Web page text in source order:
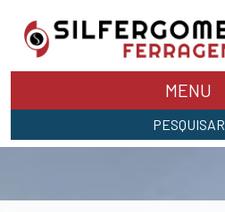
MENU
PESQUISAR